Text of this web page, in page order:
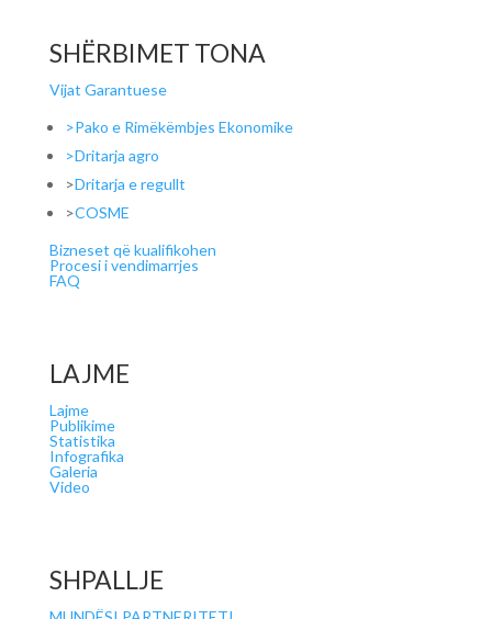
SHËRBIMET TONA
Vijat Garantuese
>Pako e Rimëkëmbjes Ekonomike
>Dritarja agro
>Dritarja e regullt
>COSME
Bizneset që kualifikohen
Procesi i vendimarrjes
FAQ
LAJME
Lajme
Publikime
Statistika
Infografika
Galeria
Video
SHPALLJE